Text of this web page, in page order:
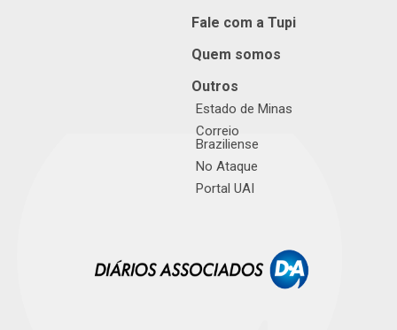
Fale com a Tupi
Quem somos
Outros
Estado de Minas
Correio
Braziliense
No Ataque
Portal UAI